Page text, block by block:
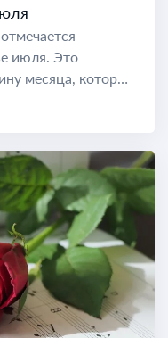
июля. Это
месяца, который
месяцем